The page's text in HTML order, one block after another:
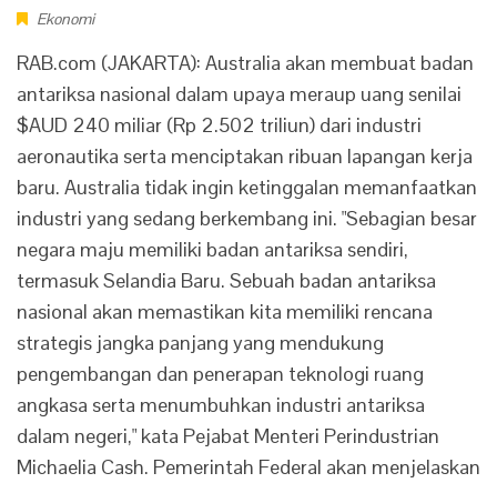
Ekonomi
RAB.com (JAKARTA): Australia akan membuat badan
antariksa nasional dalam upaya meraup uang senilai
$AUD 240 miliar (Rp 2.502 triliun) dari industri
aeronautika serta menciptakan ribuan lapangan kerja
baru. Australia tidak ingin ketinggalan memanfaatkan
industri yang sedang berkembang ini. "Sebagian besar
negara maju memiliki badan antariksa sendiri,
termasuk Selandia Baru. Sebuah badan antariksa
nasional akan memastikan kita memiliki rencana
strategis jangka panjang yang mendukung
pengembangan dan penerapan teknologi ruang
angkasa serta menumbuhkan industri antariksa
dalam negeri," kata Pejabat Menteri Perindustrian
Michaelia Cash. Pemerintah Federal akan menjelaskan